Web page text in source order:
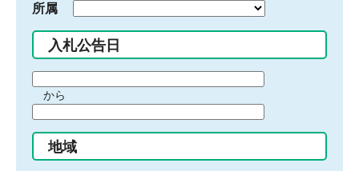
所属
入札公告日
間
始
り
から
間
終
地域